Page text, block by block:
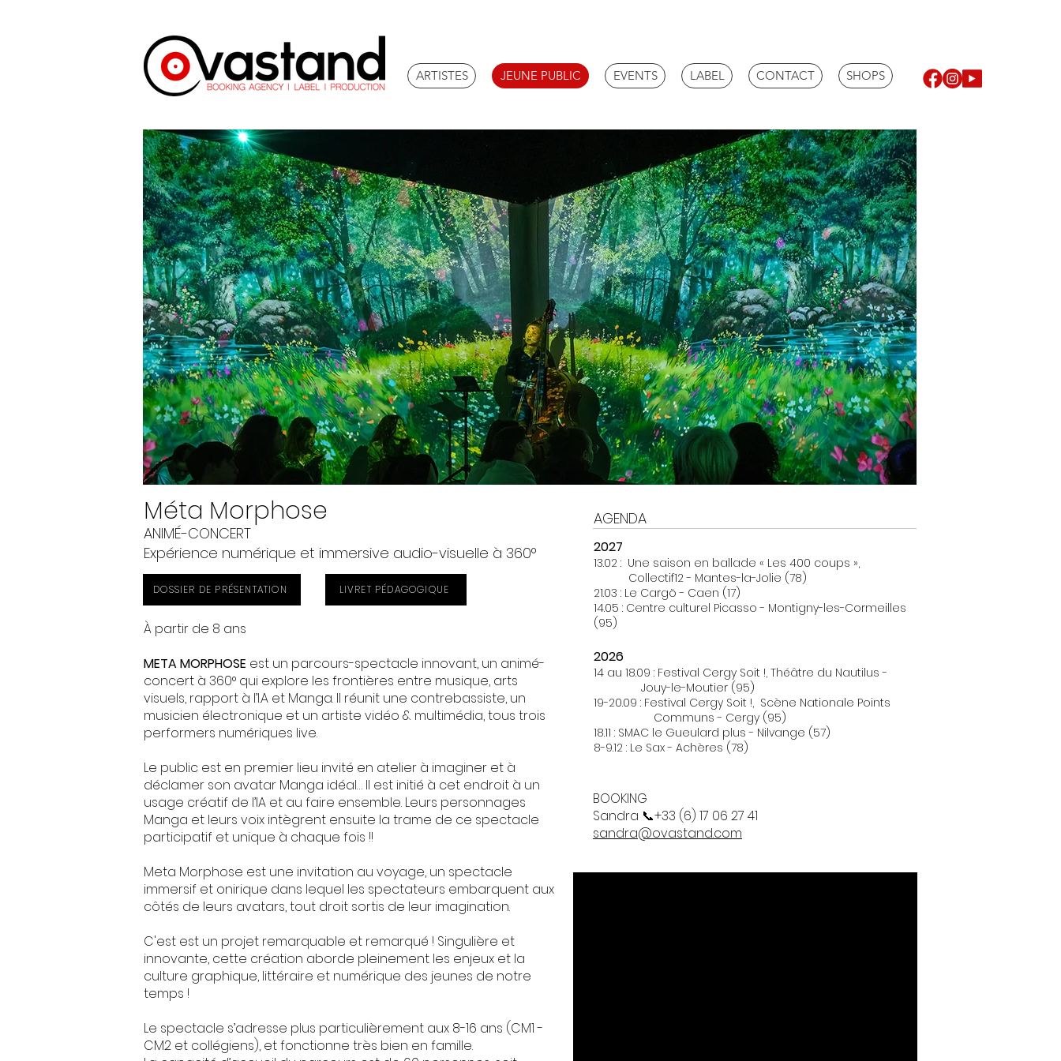
ARTISTES JEUNE PUBLIC EVENTS LABEL CONTACT SHOPS
Méta Morphose
ANIMÉ-CONCERT
Expérience numérique et immersive audio-visuelle à 360°
AGENDA
2027
13.02 : Une saison en ballade « Les 400 coups »,
Collectif12 - Mantes-la-Jolie (78)
21.03 : Le Cargö - Caen (17)
14.05 : Centre culturel Picasso - Montigny-les-Cormeilles
(95)
2026
14 au 18.09 : Festival Cergy Soit !, Théâtre du Nautilus -
Jouy-le-Moutier (95)
19-20.09 : Festival Cergy Soit !, Scène Nationale Points
Communs - Cergy (95)
18.11 : SMAC le Gueulard plus - Nilvange (57)
8-9.12 : Le Sax - Achères (78)
À partir de 8 ans
META MORPHOSE est un parcours-spectacle innovant, un animé-
concert à 360° qui explore les frontières entre musique, arts
visuels, rapport à l’I.A et Manga. Il réunit une contrebassiste, un
musicien électronique et un artiste vidéo & multimédia, tous trois
performers numériques live.
Le public est en premier lieu invité en atelier à imaginer et à
déclamer son avatar Manga idéal… Il est initié à cet endroit à un
usage créatif de l’IA et au faire ensemble. Leurs personnages
Manga et leurs voix intègrent ensuite la trame de ce spectacle
participatif et unique à chaque fois !!
Meta Morphose est une invitation au voyage, un spectacle
immersif et onirique dans lequel les spectateurs embarquent aux
côtés de leurs avatars, tout droit sortis de leur imagination.
C'est est un projet remarquable et remarqué ! Singulière et
innovante, cette création aborde pleinement les enjeux et la
culture graphique, littéraire et numérique des jeunes de notre
temps !
Le spectacle s’adresse plus particulièrement aux 8-16 ans (CM1 -
CM2 et collégiens), et fonctionne très bien en famille.
BOOKING
Sandra 📞+33 (6) 17 06 27 41
sandra@ovastand.com​​
DOSSIER DE PRÉSENTATION LIVRET PÉDAGOGIQUE